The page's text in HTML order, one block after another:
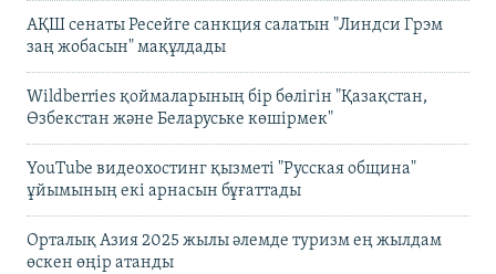
АҚШ сенаты Ресейге санкция салатын "Линдси Грэм
заң жобасын" мақұлдады
Wildberries қоймаларының бір бөлігін "Қазақстан,
Өзбекстан және Беларуське көшірмек"
YouTube видеохостинг қызметі "Русская община"
ұйымының екі арнасын бұғаттады
Орталық Азия 2025 жылы әлемде туризм ең жылдам
өскен өңір атанды